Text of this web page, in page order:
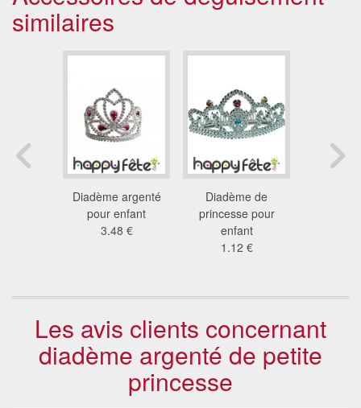
similaires
Diadème argenté
pour enfant
3.48 €
Diadème de
princesse pour
enfant
1.12 €
Les avis clients concernant
diadème argenté de petite
princesse